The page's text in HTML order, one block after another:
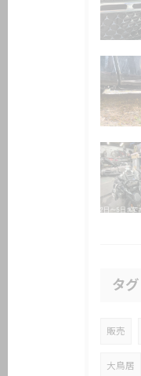
タグ
販売
大鳥居